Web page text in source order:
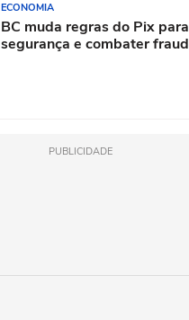
ECONOMIA
BC muda regras do Pix
segurança e combater
PUBLICIDADE